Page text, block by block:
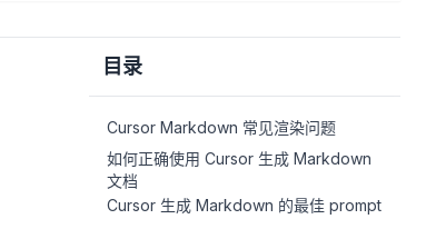
目录
Cursor Markdown 常见渲染问题
如何正确使用 Cursor 生成 Markdown
文档
Cursor 生成 Markdown 的最佳 prompt